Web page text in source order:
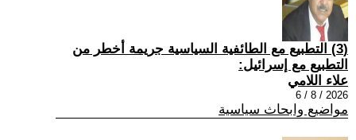
(3) التطبيع مع الطائفية السياسية جريمة أخطر من
التطبيع مع إسرائيل:
علاء اللامي
2026 / 8 / 6
مواضيع وابحاث سياسية